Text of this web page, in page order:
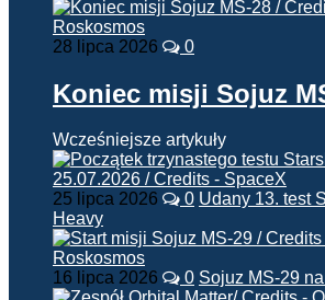
28 lipca 2026 0
Koniec misji Sojuz
Wcześniejsze artykuły
25 lipca 2026 0 Udany 13. test
Heavy
16 lipca 2026 0 Sojuz MS-29